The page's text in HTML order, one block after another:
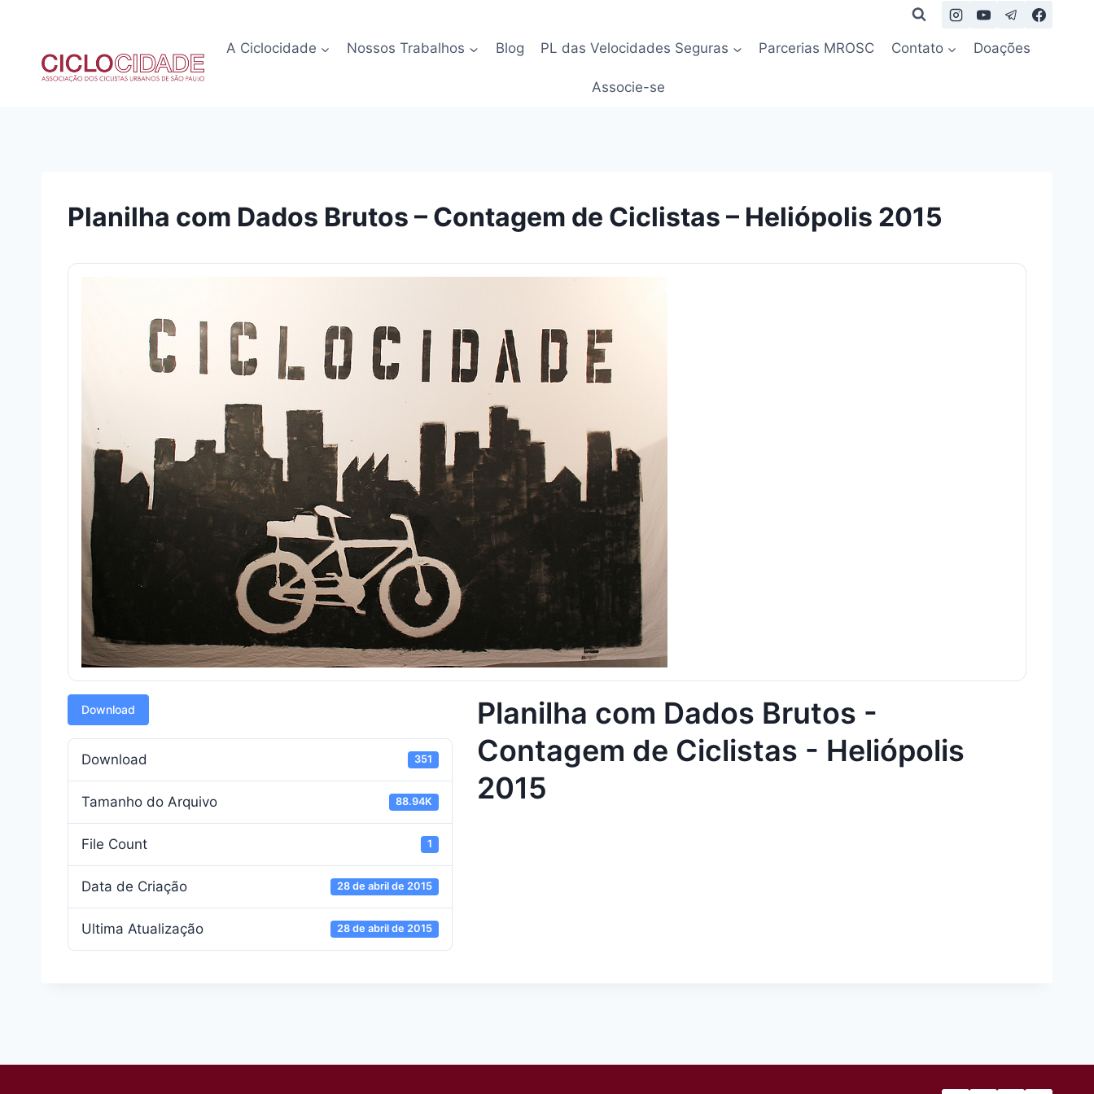
Conteúdo
A Ciclocidade Nossos Trabalhos Blog PL das Velocidades Seguras Parcerias MROSC Contato Doações
Associe-se
Planilha com Dados Brutos – Contagem de Ciclistas – Heliópolis 2015
Download
Download 351
Tamanho do Arquivo 88.94K
File Count 1
Data de Criação 28 de abril de 2015
Ultima Atualização 28 de abril de 2015
Planilha com Dados Brutos -
Contagem de Ciclistas - Heliópolis
2015